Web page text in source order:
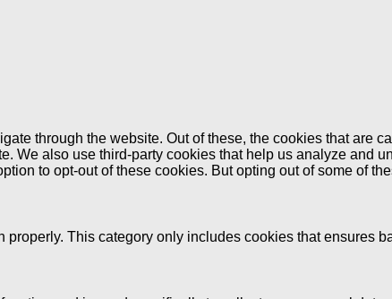
through the website. Out of these, the cookies that are
We also use third-party cookies that help us analyze and
to opt-out of these cookies. But opting out of some of
This category only includes cookies that ensures